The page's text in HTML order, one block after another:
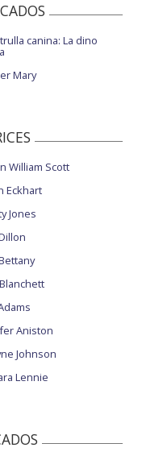
canina: La dino
Mary
William Scott
Eckhart
Jones
Aniston
Johnson
Lennie